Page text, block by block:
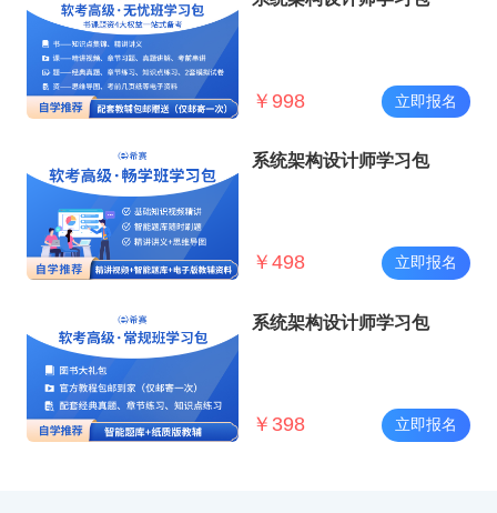
￥ 998 立即报名
系统架构设计师学习包
￥ 498 立即报名
系统架构设计师学习包
￥ 398 立即报名